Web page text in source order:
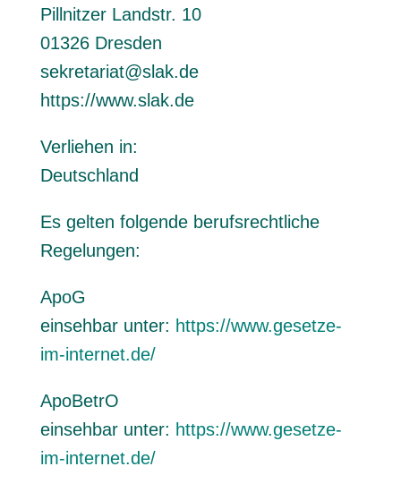
Pillnitzer Landstr. 10
01326 Dresden
sekretariat@slak.de
https://www.slak.de
Verliehen in:
Deutschland
Es gelten folgende berufsrechtliche
Regelungen:
ApoG
einsehbar unter: https://www.gesetze-
im-internet.de/
ApoBetrO
einsehbar unter: https://www.gesetze-
im-internet.de/